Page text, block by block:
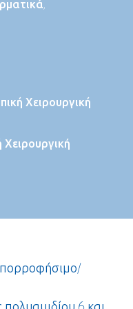
Χειρουργική
Χειρουργική